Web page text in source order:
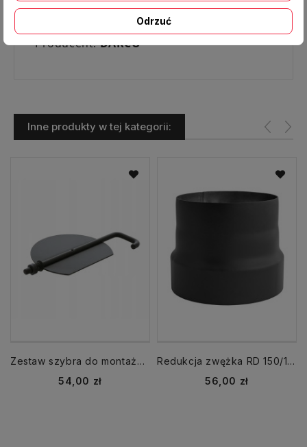
blacha czarna gat. DC01
Producent:DARCO
Inne produkty w tej kategorii:
Zestaw szybra do montażu fi 120 krótka rączkaSZK-SET120
Cena
54,00 zł
Redukcja zwężka RD 150/130-CZ2
Cena
56,00 zł
Odrzuć